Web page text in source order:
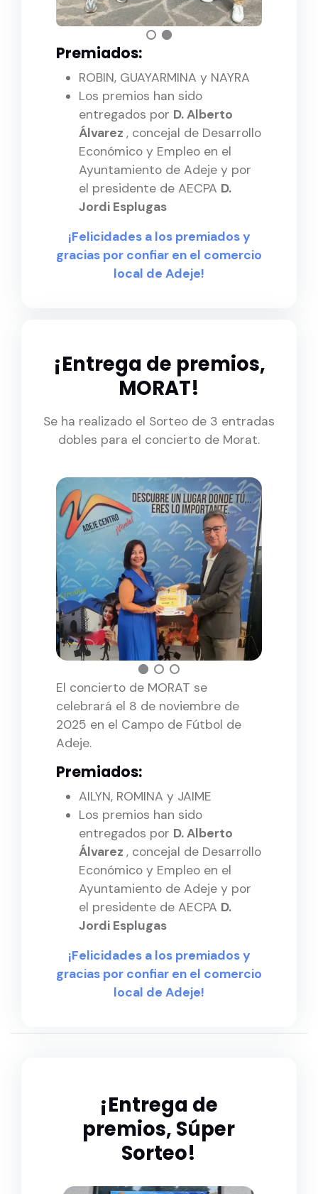
Premiados:
ROBIN, GUAYARMINA y NAYRA
Los premios han sido
entregados por D. Alberto
Álvarez , concejal de Desarrollo
Económico y Empleo en el
Ayuntamiento de Adeje y por
el presidente de AECPA D.
Jordi Esplugas
¡Felicidades a los premiados y
gracias por confiar en el comercio
local de Adeje!
¡Entrega de premios,
MORAT!
Se ha realizado el Sorteo de 3 entradas
dobles para el concierto de Morat.
El concierto de MORAT se
celebrará el 8 de noviembre de
2025 en el Campo de Fútbol de
Adeje.
Premiados:
AILYN, ROMINA y JAIME
Los premios han sido
entregados por D. Alberto
Álvarez , concejal de Desarrollo
Económico y Empleo en el
Ayuntamiento de Adeje y por
el presidente de AECPA D.
Jordi Esplugas
¡Felicidades a los premiados y
gracias por confiar en el comercio
local de Adeje!
¡Entrega de
premios, Súper
Sorteo!